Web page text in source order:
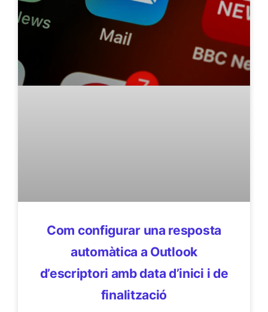
Com configurar una resposta
automàtica a Outlook
d’escriptori amb data d’inici i de
finalització